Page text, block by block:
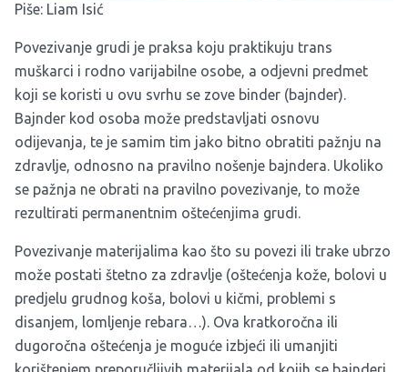
Piše: Liam Isić
Povezivanje grudi je praksa koju praktikuju trans
muškarci i rodno varijabilne osobe, a odjevni predmet
koji se koristi u ovu svrhu se zove binder (bajnder).
Bajnder kod osoba može predstavljati osnovu
odijevanja, te je samim tim jako bitno obratiti pažnju na
zdravlje, odnosno na pravilno nošenje bajndera. Ukoliko
se pažnja ne obrati na pravilno povezivanje, to može
rezultirati permanentnim oštećenjima grudi.
Povezivanje materijalima kao što su povezi ili trake ubrzo
može postati štetno za zdravlje (oštećenja kože, bolovi u
predjelu grudnog koša, bolovi u kičmi, problemi s
disanjem, lomljenje rebara…). Ova kratkoročna ili
dugoročna oštećenja je moguće izbjeći ili umanjiti